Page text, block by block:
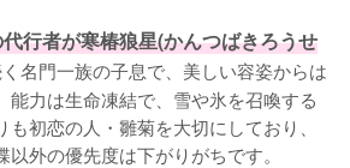
行者が寒椿狼星(かんつばきろうせ
名門一族の子息で、美しい容姿からは
能力は生命凍結で、雪や氷を召喚する
初恋の人・雛菊を大切にしており、
外の優先度は下がりがちです。